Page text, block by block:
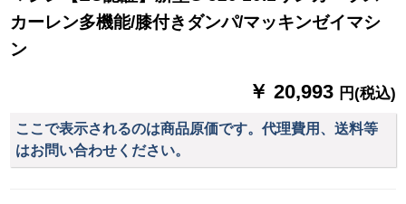
カーレン多機能/膝付きダンパ/マッキンゼイマシ
ン
￥ 20,993 円(税込)
ここで表示されるのは商品原価です。代理費用、送料等
はお問い合わせください。